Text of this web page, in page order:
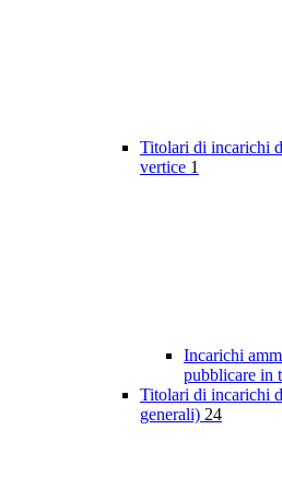
Titolari di incarichi
vertice 1
Incarichi
pubblicare in
Titolari di incarichi
generali) 24